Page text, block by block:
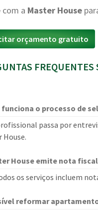
com a Master House
orçamento gratuito
funciona o processo de
passa por
House.
House emite nota
os serviços incluem
reformar